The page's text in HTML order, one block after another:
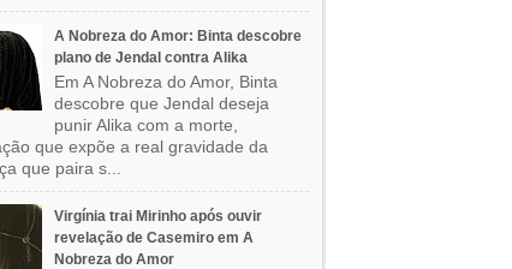
A Nobreza do Amor: Binta descobre
plano de Jendal contra Alika
Em A Nobreza do Amor, Binta
descobre que Jendal deseja
punir Alika com a morte,
que expõe a real gravidade da
que paira s...
Virgínia trai Mirinho após ouvir
revelação de Casemiro em A
Nobreza do Amor